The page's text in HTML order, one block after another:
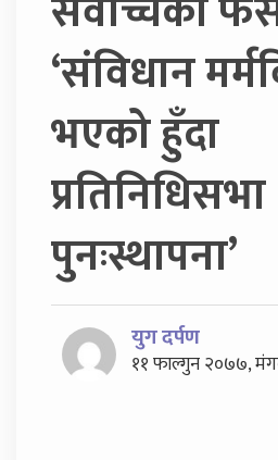
‘संविधान
भएको हुँदा
प्रतिनिधिसभा
पुनःस्थापना’
युग दर्पण
११ फाल्गुन २०७७,